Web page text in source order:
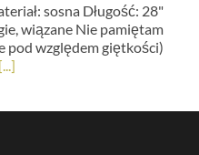
sosna Długość: 28"
wiązane Nie pamiętam
pod względem giętkości)
[...]